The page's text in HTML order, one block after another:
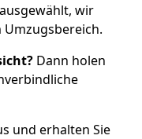
wir
Umzugsbereich.
Dann holen
und erhalten Sie